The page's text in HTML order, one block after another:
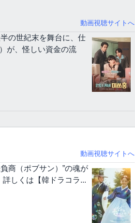
動画視聴サイトへ
の世紀末を舞台に、仕
が、怪しい資金の流
動画視聴サイトへ
商（ポブサン）”の魂が
しくは【韓ドラコラ...